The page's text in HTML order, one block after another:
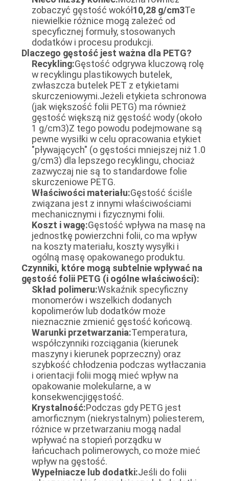
AKTUALNOŚCI
POPROSIĆ
O
WYCENĘ
SITEMAP
POLITYKA
PRYWATNOŚCI
zobaczyć gęstość wokół10,28 g/cm3Te
niewielkie różnice mogą zależeć od
specyficznej formuły, stosowanych
dodatków i procesu produkcji.
Dlaczego gęstość jest ważna dla PETG?
Recykling:Gęstość odgrywa kluczową rolę
w recyklingu plastikowych butelek,
zwłaszcza butelek PET z etykietami
skurczeniowymi.Jeżeli etykieta schronowa
(jak większość folii PETG) ma również
gęstość większą niż gęstość wody (około
1 g/cm3)Z tego powodu podejmowane są
pewne wysiłki w celu opracowania etykiet
"pływających" (o gęstości mniejszej niż 1.0
g/cm3) dla lepszego recyklingu, chociaż
zazwyczaj nie są to standardowe folie
skurczeniowe PETG.
Właściwości materiału:Gęstość ściśle
związana jest z innymi właściwościami
mechanicznymi i fizycznymi folii.
Koszt i wagę:Gęstość wpływa na masę na
jednostkę powierzchni folii, co ma wpływ
na koszty materiału, koszty wysyłki i
ogólną masę opakowanego produktu.
Czynniki, które mogą subtelnie wpływać na
gęstość folii PETG (i ogólne właściwości):
Skład polimeru:Wskaźnik specyficzny
monomerów i wszelkich dodanych
kopolimerów lub dodatków może
nieznacznie zmienić gęstość końcową.
Warunki przetwarzania:Temperatura,
współczynniki rozciągania (kierunek
maszyny i kierunek poprzeczny) oraz
szybkość chłodzenia podczas wytłaczania
i orientacji folii mogą mieć wpływ na
opakowanie molekularne, a w
konsekwencjigęstość.
Krystalność:Podczas gdy PETG jest
amorficznym (niekrystalnym) poliesterem,
różnice w przetwarzaniu mogą nadal
wpływać na stopień porządku w
łańcuchach polimerowych, co może mieć
wpływ na gęstość.
Wypełniacze lub dodatki:Jeśli do folii